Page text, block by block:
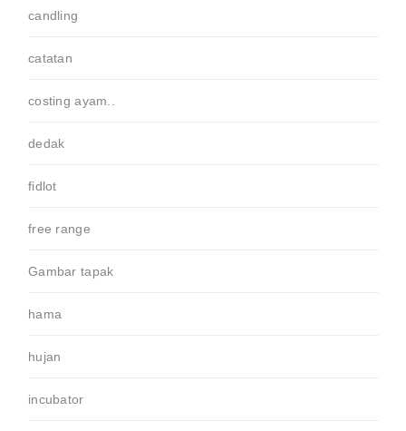
candling
catatan
costing ayam..
dedak
fidlot
free range
Gambar tapak
hama
hujan
incubator